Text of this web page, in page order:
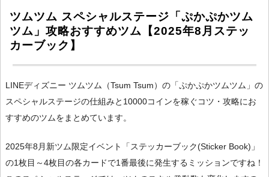
ツムツム スペシャルステージ「ぷかぷかツム
ツム」攻略おすすめツム【2025年8月ステッ
カーブック】
LINEディズニー ツムツム（Tsum Tsum）の「ぷかぷかツムツム」の
スペシャルステージの仕組みと10000コインを稼ぐコツ・攻略にお
すすめのツムをまとめています。
2025年8月新ツム限定イベント「ステッカーブック(Sticker Book)」
の1枚目～4枚目の各カードで1番最後に発生するミッションですね！